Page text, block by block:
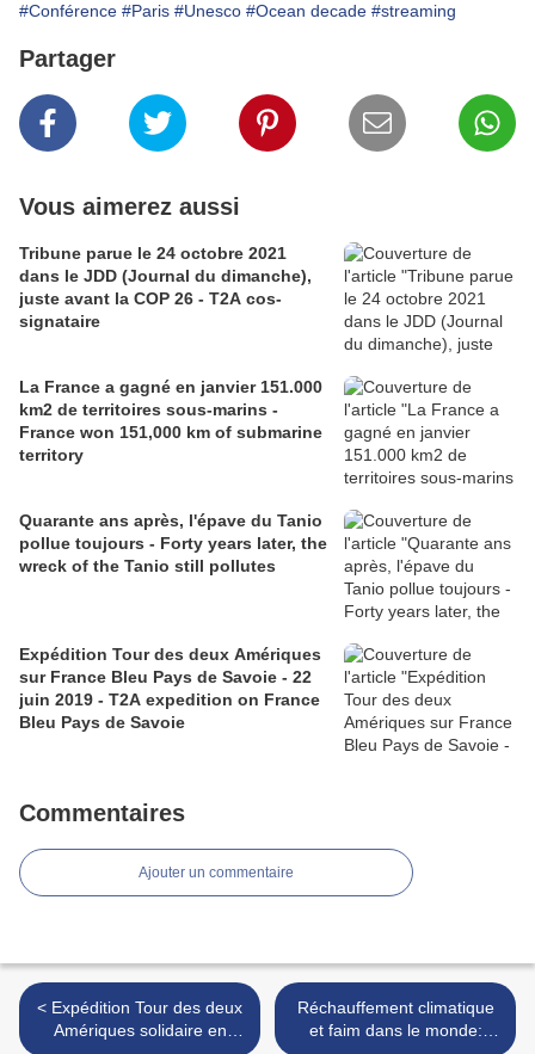
#Conférence #Paris #Unesco #Ocean decade #streaming
Partager
Vous aimerez aussi
Tribune parue le 24 octobre 2021
dans le JDD (Journal du dimanche),
juste avant la COP 26 - T2A cos-
signataire
La France a gagné en janvier 151.000
km2 de territoires sous-marins -
France won 151,000 km of submarine
territory
Quarante ans après, l'épave du Tanio
pollue toujours - Forty years later, the
wreck of the Tanio still pollutes
Expédition Tour des deux Amériques
sur France Bleu Pays de Savoie - 22
juin 2019 - T2A expedition on France
Bleu Pays de Savoie
Commentaires
Ajouter un commentaire
< Expédition Tour des deux
Amériques solidaire en
Réchauffement climatique
et faim dans le monde: